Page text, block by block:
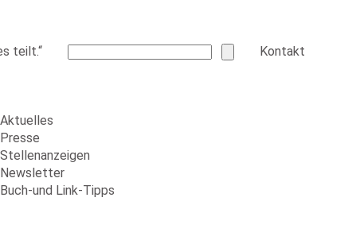
teilt.“
Kontakt
Aktuelles
Presse
Stellenanzeigen
Newsletter
Buch-und Link-Tipps